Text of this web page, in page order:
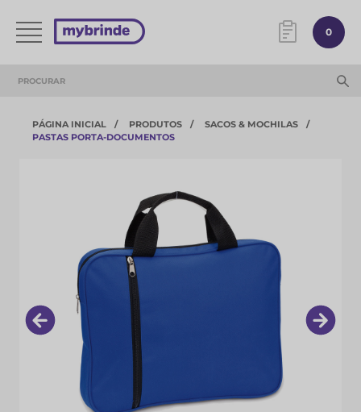
0
PÁGINA INICIAL PRODUTOS
SACOS & MOCHILAS
PASTAS PORTA-DOCUMENTOS